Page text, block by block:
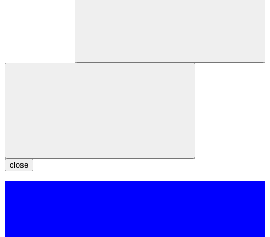
close